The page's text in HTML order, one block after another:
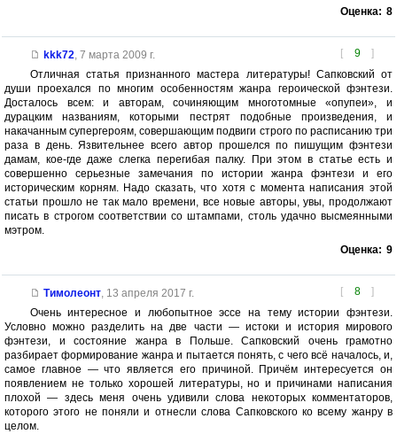
Оценка: 8
[ 9 ]
kkk72, 7 марта 2009 г.
Отличная статья признанного мастера литературы! Сапковский от
души проехался по многим особенностям жанра героической фэнтези.
Досталось всем: и авторам, сочиняющим многотомные «опупеи», и
дурацким названиям, которыми пестрят подобные произведения, и
накачанным супергероям, совершающим подвиги строго по расписанию три
раза в день. Язвительнее всего автор прошелся по пишущим фэнтези
дамам, кое-где даже слегка перегибая палку. При этом в статье есть и
совершенно серьезные замечания по истории жанра фэнтези и его
историческим корням. Надо сказать, что хотя с момента написания этой
статьи прошло не так мало времени, все новые авторы, увы, продолжают
писать в строгом соответствии со штампами, столь удачно высмеянными
мэтром.
Оценка: 9
[ 8 ]
Тимолеонт, 13 апреля 2017 г.
Очень интересное и любопытное эссе на тему истории фэнтези.
Условно можно разделить на две части — истоки и история мирового
фэнтези, и состояние жанра в Польше. Сапковский очень грамотно
разбирает формирование жанра и пытается понять, с чего всё началось, и,
самое главное — что является его причиной. Причём интересуется он
появлением не только хорошей литературы, но и причинами написания
плохой — здесь меня очень удивили слова некоторых комментаторов,
которого этого не поняли и отнесли слова Сапковского ко всему жанру в
целом.